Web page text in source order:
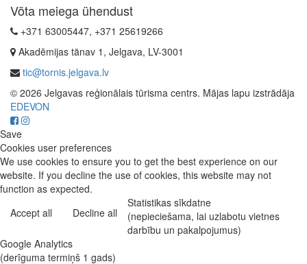
Võta meiega ühendust
+371 63005447, +371 25619266
Akadēmijas tänav 1, Jelgava, LV-3001
tic@tornis.jelgava.lv
© 2026 Jelgavas reģionālais tūrisma centrs. Mājas lapu izstrādāja
EDEVON
Save
Cookies user preferences
We use cookies to ensure you to get the best experience on our
website. If you decline the use of cookies, this website may not
function as expected.
Accept all
Decline all
Statistikas sīkdatne
(nepieciešama, lai uzlabotu vietnes
darbību un pakalpojumus)
Google Analytics
(derīguma termiņš 1 gads)